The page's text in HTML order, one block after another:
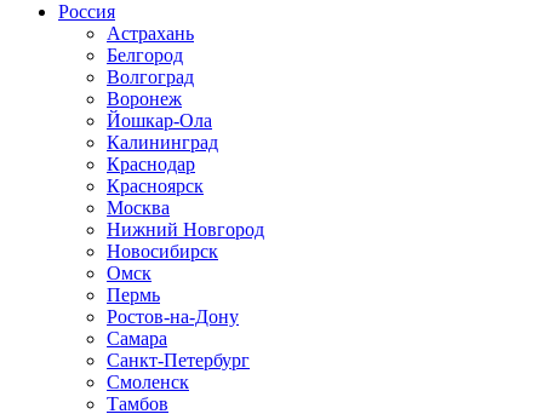
Россия
Астрахань
Белгород
Волгоград
Воронеж
Йошкар-Ола
Калининград
Краснодар
Красноярск
Москва
Нижний Новгород
Новосибирск
Омск
Пермь
Ростов-на-Дону
Самара
Санкт-Петербург
Смоленск
Тамбов